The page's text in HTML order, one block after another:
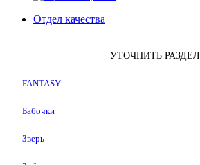
Отдел качества
УТОЧНИТЬ РАЗДЕЛ
FANTASY
Бабочки
Зверь